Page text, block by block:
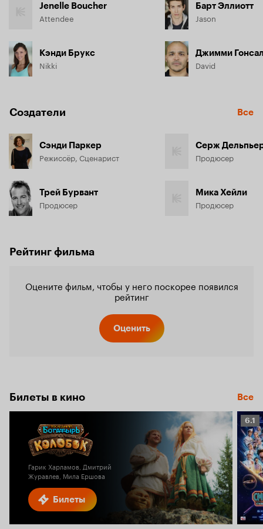
Jenelle Boucher
Attendee
Кэнди Брукс
Nikki
Барт Эллиотт
Jason
Джимми
David
Создатели Все
Сэнди Паркер
Режиссёр, Сценарист
Трей Бурвант
Продюсер
Серж
Продюсер
Мика Хейли
Продюсер
Рейтинг фильма
Оцените фильм, чтобы у него поскорее появился
рейтинг
Оценить
Билеты в кино Все
Билеты
Гарик Харламов, Дмитрий
Журавлев, Мила Ершова
6.1
6.1